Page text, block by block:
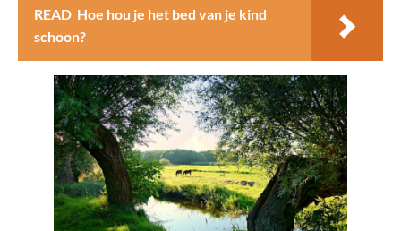
READ Hoe hou je het bed van je kind
schoon?